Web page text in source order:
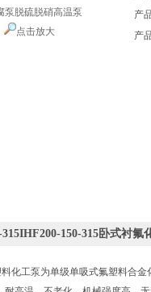
点击放大
产
产
150-315卧式衬
化工泵为单级单吸式氟塑料合